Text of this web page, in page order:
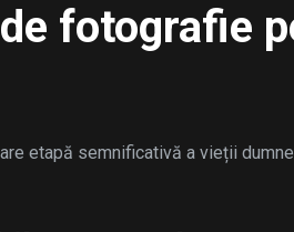
fotografie
etapă semnificativă a vieții